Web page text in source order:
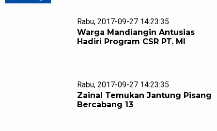
Rabu, 2017-09-27 14:23:35
Warga Mandiangin Antusias
Hadiri Program CSR PT. MI
Rabu, 2017-09-27 14:23:35
Zainal Temukan Jantung Pisang
Bercabang 13